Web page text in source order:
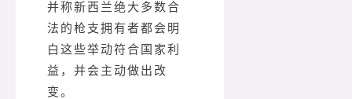
并称新西兰绝大多数合
法的枪支拥有者都会明
白这些举动符合国家利
益，并会主动做出改
变。